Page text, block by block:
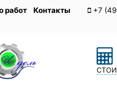
работ Контакты +7